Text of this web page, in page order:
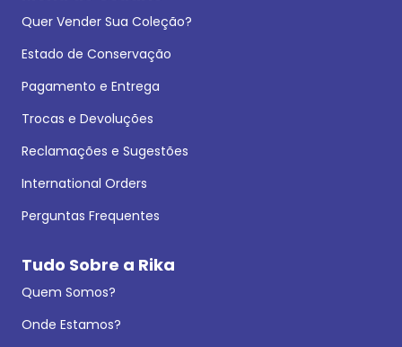
Quer Vender Sua Coleção?
Estado de Conservação
Pagamento e Entrega
Trocas e Devoluções
Reclamações e Sugestões
International Orders
Perguntas Frequentes
Tudo Sobre a Rika
Quem Somos?
Onde Estamos?